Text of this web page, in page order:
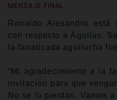
MENSAJE FINAL
Ronaldo Alesandro está
con respecto a Águilas.
la fanaticada aguilucha
“Mi agradecimiento a la
invitación para que
No se lo pierdan. Vamos